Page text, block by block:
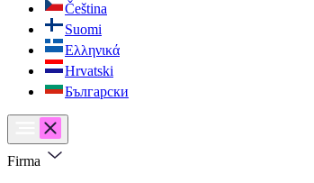
Čeština
Suomi
Ελληνικά
Hrvatski
Български
Firma